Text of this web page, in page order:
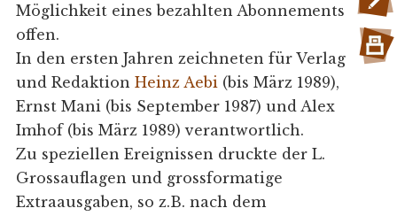
Möglichkeit eines bezahlten Abonnements
offen.
In den ersten Jahren zeichneten für Verlag
und Redaktion Heinz Aebi (bis März 1989),
Ernst Mani (bis September 1987) und Alex
Imhof (bis März 1989) verantwortlich.
Zu speziellen Ereignissen druckte der L.
Grossauflagen und grossformatige
Extraausgaben, so z.B. nach dem